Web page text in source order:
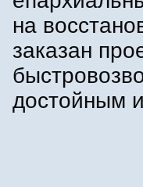
на
заказан
достойным